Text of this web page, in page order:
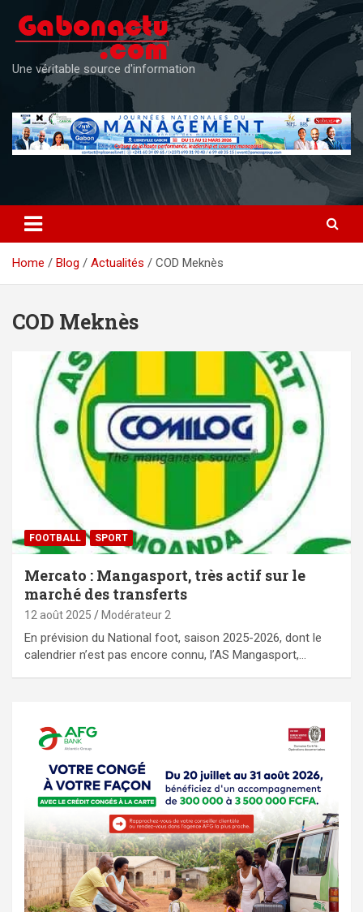
content
Une véritable source d'information
Home Blog Actualités COD Meknès
COD Meknès
FOOTBALL SPORT
Mercato : Mangasport, très actif sur le
marché des transferts
12 août 2025 Modérateur 2
En prévision du National foot, saison 2025-2026, dont le
calendrier n’est pas encore connu, l’AS Mangasport,…